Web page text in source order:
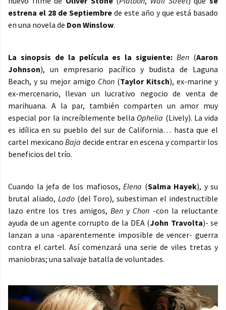
estrena el 28 de Septiembre de este año y que está basado
en una novela de Don Winslow.
La sinopsis de la película es la siguiente: Ben (Aaron
Johnson), un empresario pacífico y budista de Laguna
Beach, y su mejor amigo Chon (Taylor Kitsch), ex-marine y
ex-mercenario, llevan un lucrativo negocio de venta de
marihuana. A la par, también comparten un amor muy
especial por la increíblemente bella Ophelia (Lively). La vida
es idílica en su pueblo del sur de California… hasta que el
cartel mexicanoBaja decide entrar en escena y compartir los
beneficios del trío.
Cuando la jefa de los mafiosos, Elena (Salma Hayek), y su
brutal aliado, Lado (del Toro), subestiman el indestructible
lazo entre los tres amigos, Beny Chon -con la reluctante
ayuda de un agente corrupto de la DEA (John Travolta)- se
lanzan a una -aparentemente imposible de vencer- guerra
contra el cartel. Así comenzará una serie de viles tretas y
maniobras; una salvaje batalla de voluntades.